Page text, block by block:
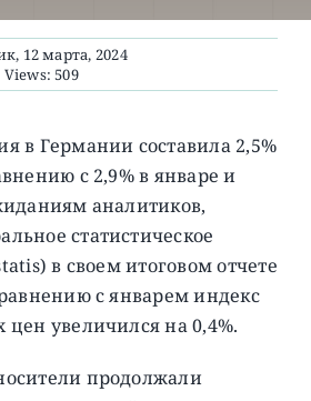
12 марта, 2024
Views: 509
в Германии составила 2,5%
с 2,9% в январе и
аналитиков,
статистическое
в своем итоговом отчете
с январем индекс
цен увеличился на 0,4%.
продолжали